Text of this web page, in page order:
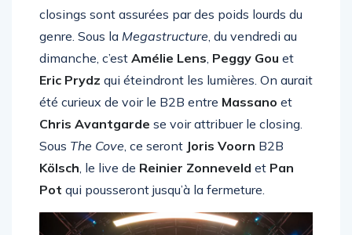
ChezResistance, au paradis de la Techno, les
closings sont assurées par des poids lourds du
genre. Sous laMegastructure , du vendredi au
dimanche, c’estAmélie Lens ,Peggy Gou et
Eric Prydz qui éteindront les lumières. On aurait
été curieux de voir le B2B entreMassanoet
Chris Avantgardese voir attribuer le closing.
SousThe Cove, ce seront Joris Voorn B2B
Kölsch, le live deReinier Zonneveldet